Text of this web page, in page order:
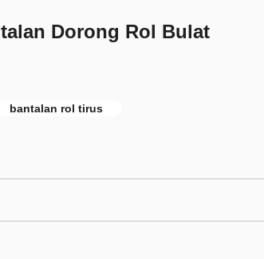
Dorong Rol Bulat
bantalan rol tirus